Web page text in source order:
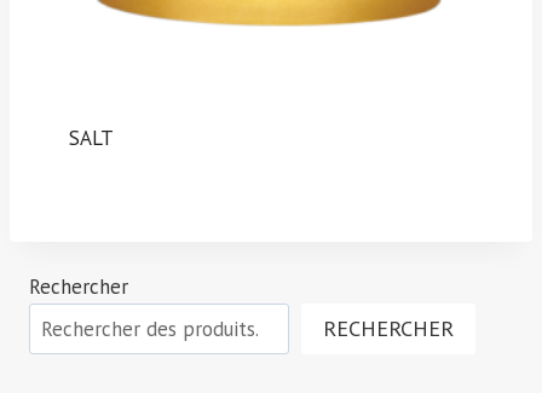
SALT
Rechercher
RECHERCHER